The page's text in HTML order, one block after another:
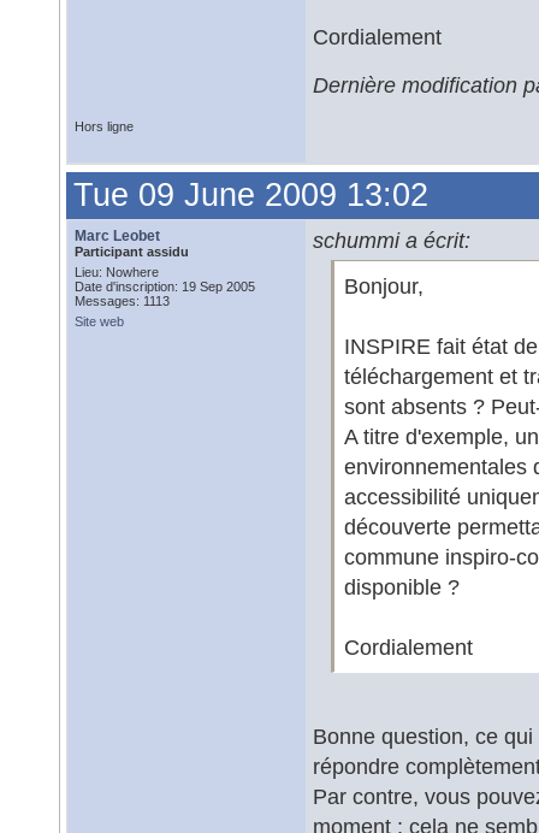
Cordialement
Dernière modification
Hors ligne
Tue 09 June 2009 13:02
Marc Leobet
Participant assidu
Lieu: Nowhere
Date d'inscription: 19 Sep 2005
Messages: 1113
Site web
schummi a écrit:
Bonjour,
INSPIRE fait état
téléchargement et
sont absents ?
A titre d'exemple,
environnementales
accessibilité
découverte
commune inspiro-
disponible ?
Cordialement
Bonne question, ce
répondre
Par contre, vous
moment : cela ne